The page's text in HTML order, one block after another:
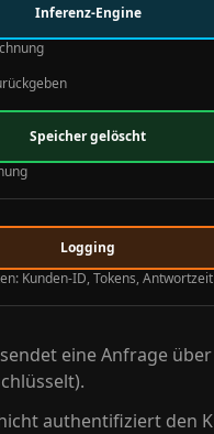
Inferenz-Engine
Speicher gelöscht
Logging
Kunden-ID, Tokens, Antwortzeit
eine Anfrage
authentifiziert den